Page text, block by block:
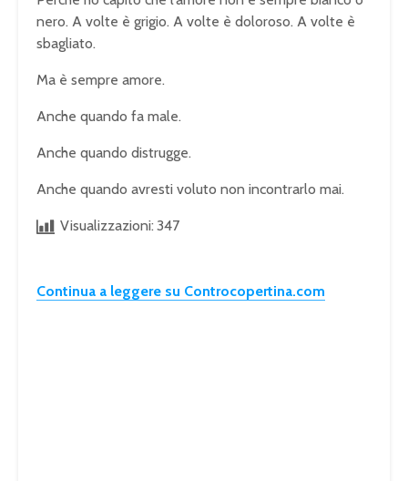
nero. A volte è grigio. A volte è doloroso. A volte è
sbagliato.
Ma è sempre amore.
Anche quando fa male.
Anche quando distrugge.
Anche quando avresti voluto non incontrarlo mai.
Visualizzazioni: 347
Continua a leggere su Controcopertina.com